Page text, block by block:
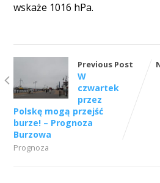
wskaże 1016 hPa.
Previous Post
W
czwartek
przez
Polskę mogą przejść
burze! – Prognoza
Burzowa
Prognoza